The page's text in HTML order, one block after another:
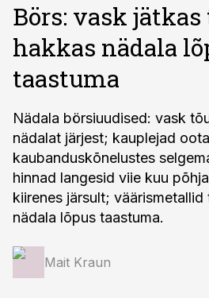
Börs: vask
hakkas nädala
taastuma
Nädala börsiuudised: vask
nädalat järjest; kauplejad
kaubanduskõnelustes
hinnad langesid viie kuu
kiirenes järsult;
nädala lõpus taastuma.
Mait Kraun